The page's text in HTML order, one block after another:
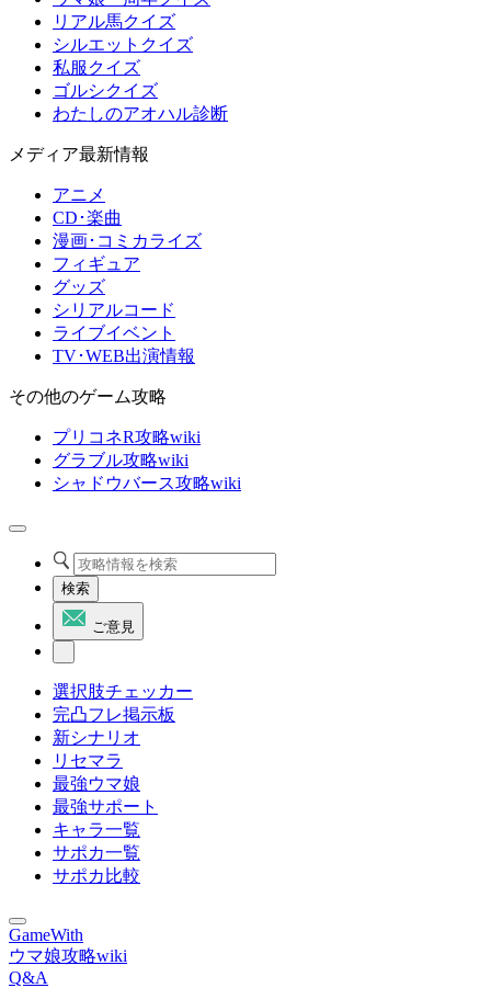
リアル馬クイズ
シルエットクイズ
私服クイズ
ゴルシクイズ
わたしのアオハル診断
メディア最新情報
アニメ
CD･楽曲
漫画･コミカライズ
フィギュア
グッズ
シリアルコード
ライブイベント
TV･WEB出演情報
その他のゲーム攻略
プリコネR攻略wiki
グラブル攻略wiki
シャドウバース攻略wiki
検索
ご意見
選択肢チェッカー
完凸フレ掲示板
新シナリオ
リセマラ
最強ウマ娘
最強サポート
キャラ一覧
サポカ一覧
サポカ比較
GameWith
ウマ娘攻略wiki
Q&A